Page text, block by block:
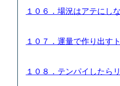
１０６．場況はアテにし
１０７．運量で作り出す
１０８．テンパイしたら